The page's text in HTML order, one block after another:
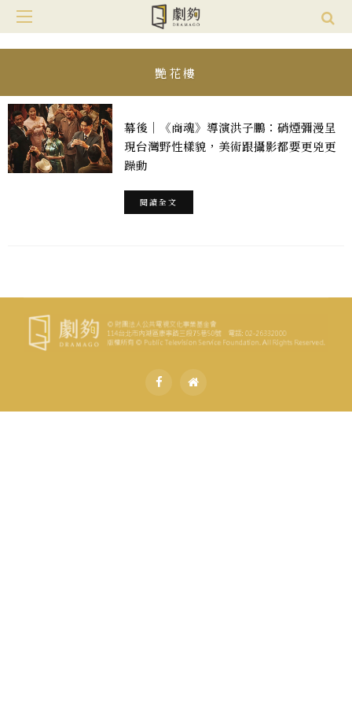
艷花樓
幕後｜《商魂》導演洪子鵬：硝煙彌漫呈
現台灣野性樣貌，美術跟攝影都要更兇更
躁動
閱讀全文